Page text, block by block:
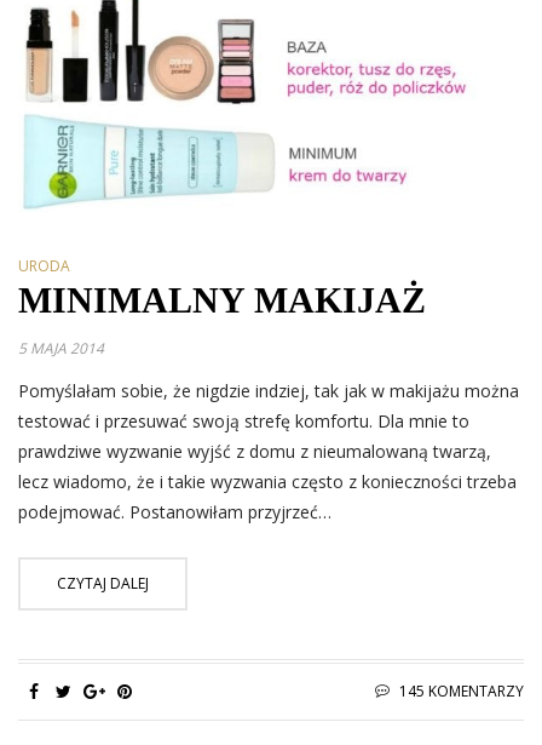
URODA
MINIMALNY MAKIJAŻ
5 MAJA 2014
Pomyślałam sobie, że nigdzie indziej, tak jak w makijażu można
testować i przesuwać swoją strefę komfortu. Dla mnie to
prawdziwe wyzwanie wyjść z domu z nieumalowaną twarzą,
lecz wiadomo, że i takie wyzwania często z konieczności trzeba
podejmować. Postanowiłam przyjrzeć…
CZYTAJ DALEJ
145 KOMENTARZY